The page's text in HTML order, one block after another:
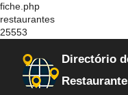
fiche.php
restaurantes
25553
Directório